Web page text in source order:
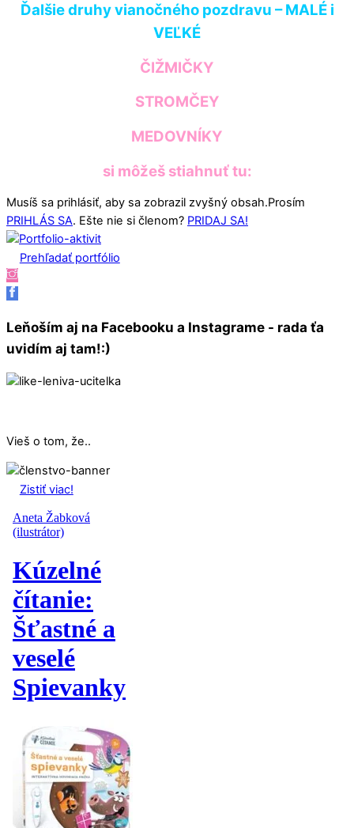
Ďalšie druhy vianočného pozdravu – MALÉ i
VEĽKÉ
ČIŽMIČKY
STROMČEY
MEDOVNÍKY
si môžeš stiahnuť tu:
Musíš sa prihlásiť, aby sa zobrazil zvyšný obsah.Prosím
PRIHLÁS SA. Ešte nie si členom? PRIDAJ SA!
Prehľadať portfólio
Leňoším aj na Facebooku a Instagrame - rada ťa
uvidím aj tam!:)
Vieš o tom, že..
Zistiť viac!